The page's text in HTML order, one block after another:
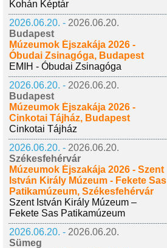
Kohán Képtár
2026.06.20. - 2026.06.20.
Budapest
Múzeumok Éjszakája 2026 -
Óbudai Zsinagóga, Budapest
EMIH - Óbudai Zsinagóga
2026.06.20. - 2026.06.20.
Budapest
Múzeumok Éjszakája 2026 -
Cinkotai Tájház, Budapest
Cinkotai Tájház
2026.06.20. - 2026.06.20.
Székesfehérvár
Múzeumok Éjszakája 2026 - Szent
István Király Múzeum - Fekete Sas
Patikamúzeum, Székesfehérvár
Szent István Király Múzeum –
Fekete Sas Patikamúzeum
2026.06.20. - 2026.06.20.
Sümeg